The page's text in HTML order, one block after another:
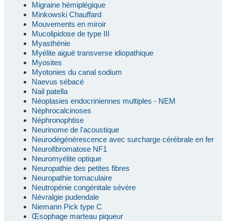
Migraine hémiplégique
Minkowski Chauffard
Mouvements en miroir
Mucolipidose de type III
Myasthénie
Myélite aiguë transverse idiopathique
Myosites
Myotonies du canal sodium
Naevus sébacé
Nail patella
Néoplasies endocriniennes multiples - NEM
Néphrocalcinoses
Néphronophtise
Neurinome de l'acoustique
Neurodégénérescence avec surcharge cérébrale en fer
Neurofibromatose NF1
Neuromyélite optique
Neuropathie des petites fibres
Neuropathie tomaculaire
Neutropénie congénitale sévère
Névralgie pudendale
Niemann Pick type C
Œsophage marteau piqueur